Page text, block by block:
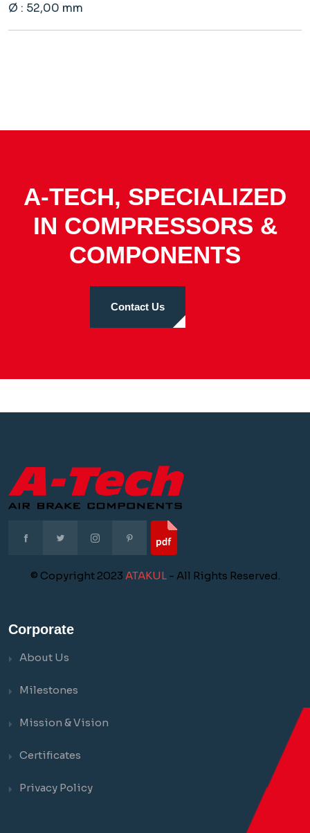
Ø : 52,00 mm
A-TECH, SPECIALIZED
IN COMPRESSORS &
COMPONENTS
Contact Us
© Copyright 2023 ATAKUL- All Rights Reserved.
Corporate
About Us
Milestones
Mission & Vision
Certificates
Privacy Policy